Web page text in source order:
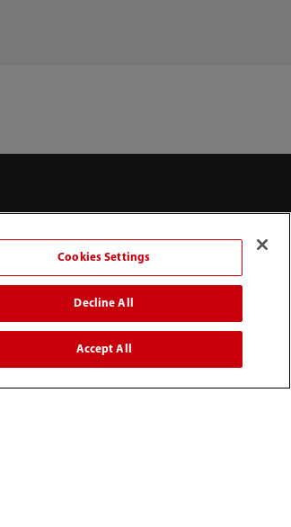
Amaç
Perspektif
İşletmemiz
Geçmişimiz
Kültürümüz
Cookies Settings
Decline All
Accept All